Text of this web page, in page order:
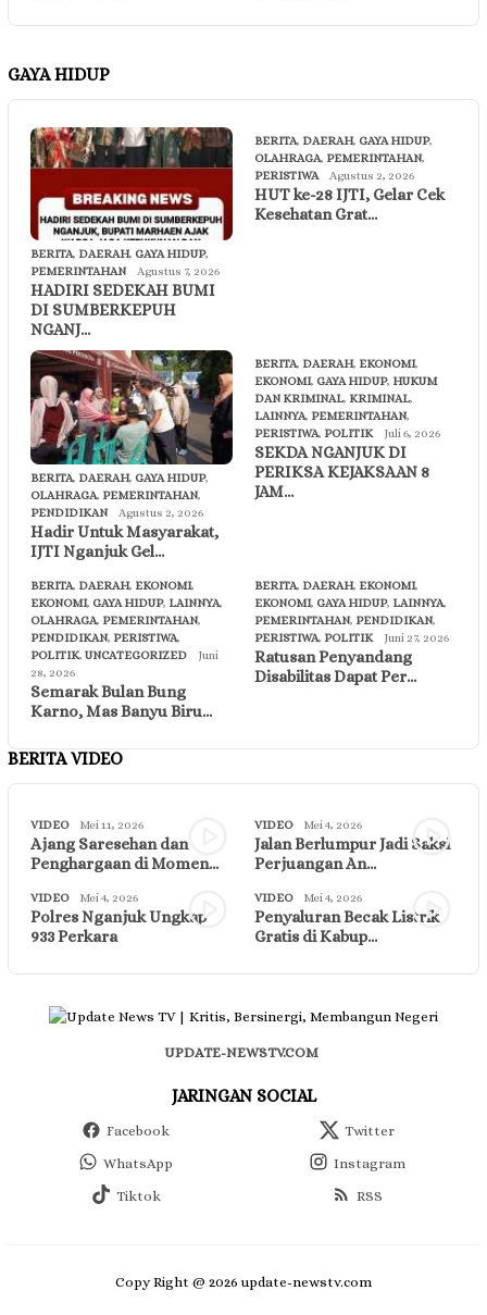
GAYA HIDUP
BERITA, DAERAH, GAYA HIDUP,
PEMERINTAHAN
Agustus 7, 2026
HADIRI SEDEKAH BUMI
DI SUMBERKEPUH
NGANJ…
BERITA, DAERAH, GAYA HIDUP,
OLAHRAGA, PEMERINTAHAN,
PERISTIWA
Agustus 2, 2026
HUT ke-28 IJTI, Gelar Cek
Kesehatan Grat…
BERITA, DAERAH, GAYA HIDUP,
OLAHRAGA, PEMERINTAHAN,
PENDIDIKAN
Agustus 2, 2026
Hadir Untuk Masyarakat,
IJTI Nganjuk Gel…
BERITA, DAERAH, EKONOMI,
EKONOMI, GAYA HIDUP, HUKUM
DAN KRIMINAL, KRIMINAL,
LAINNYA, PEMERINTAHAN,
PERISTIWA, POLITIK Juli 6, 2026
SEKDA NGANJUK DI
PERIKSA KEJAKSAAN 8
JAM…
BERITA, DAERAH, EKONOMI,
EKONOMI, GAYA HIDUP, LAINNYA,
OLAHRAGA, PEMERINTAHAN,
PENDIDIKAN, PERISTIWA,
POLITIK, UNCATEGORIZED
Juni
28, 2026
Semarak Bulan Bung
Karno, Mas Banyu Biru…
BERITA, DAERAH, EKONOMI,
EKONOMI, GAYA HIDUP, LAINNYA,
PEMERINTAHAN, PENDIDIKAN,
PERISTIWA, POLITIK Juni 27, 2026
Ratusan Penyandang
Disabilitas Dapat Per…
BERITA VIDEO
VIDEO Mei 11, 2026
Ajang Saresehan dan
Penghargaan di Momen…
VIDEO Mei 4, 2026
Jalan Berlumpur Jadi Saksi
Perjuangan An…
VIDEO Mei 4, 2026
Polres Nganjuk Ungkap
933 Perkara
VIDEO Mei 4, 2026
Penyaluran Becak Listrik
Gratis di Kabup…
UPDATE-NEWSTV.COM
JARINGAN SOCIAL
Facebook
Twitter
WhatsApp
Instagram
Tiktok
RSS
Copy Right @ 2026 update-newstv.com